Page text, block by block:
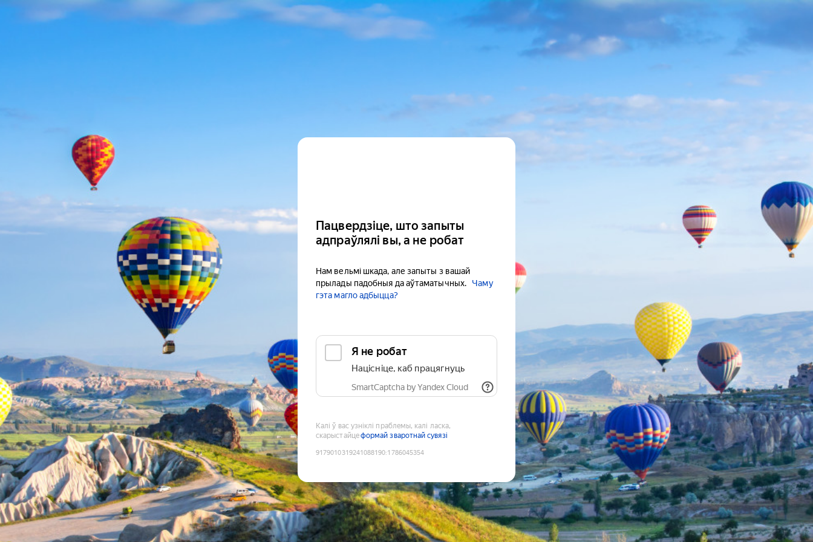
Пацвердзіце, што запыты
адпраўлялі вы, а не робат
Нам вельмі шкада, але запыты з вашай
прылады падобныя да аўтаматычных.
Чаму
гэта магло адбыцца?
Я не робат
Націсніце, каб працягнуць
SmartCaptcha by Yandex Cloud
Калі ў вас узніклі праблемы, калі ласка,
скарыстайцеформай зваротнай сувязі
9179010319241088190:1786045354